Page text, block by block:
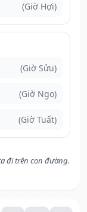
(Giờ Hợi)
(Giờ Sửu)
(Giờ Ngọ)
(Giờ Tuất)
đi trên con đường.